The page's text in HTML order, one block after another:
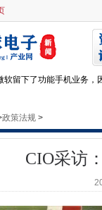
采访：Eva listi，
可能已经破解了更便宜
微软留下了功能手机业务
典交易场所纳斯达克斯德
通过移动应用程序提供
些研究生不知道他们的教
GDS需要“重新装备”以支持
Mikko Hypponen说，网络
政策法规 >
CIO采访